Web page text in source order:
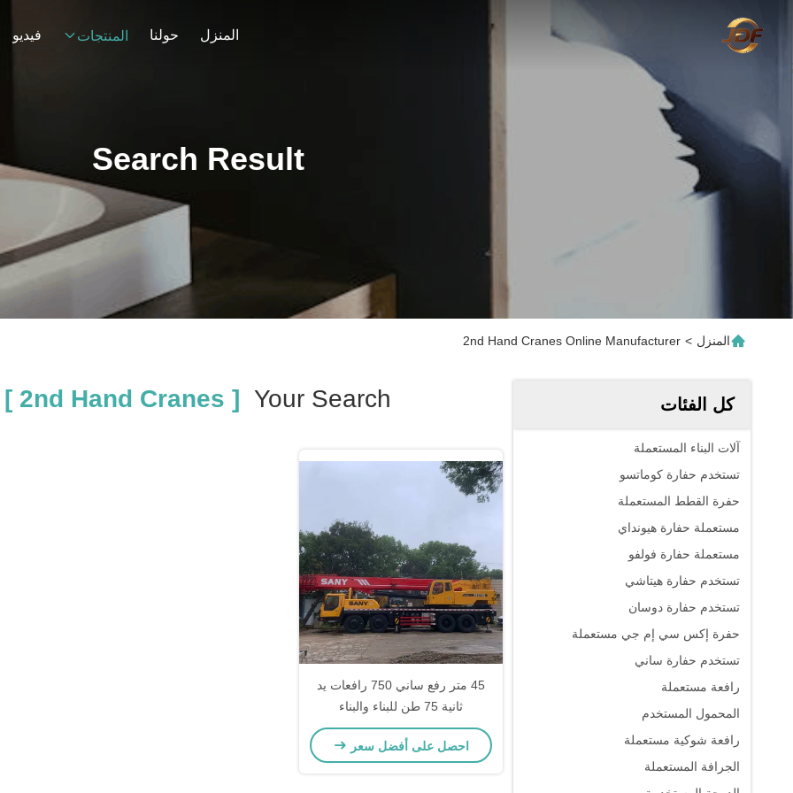
المنزل حولنا المنتجات فيديو
Search Result
المنزل >
2nd Hand Cranes Online Manufacturer
كل الفئات
آلات البناء المستعملة
تستخدم حفارة كوماتسو
حفرة القطط المستعملة
مستعملة حفارة هيونداي
مستعملة حفارة فولفو
تستخدم حفارة هيتاشي
تستخدم حفارة دوسان
حفرة إكس سي إم جي مستعملة
تستخدم حفارة ساني
رافعة مستعملة
المحمول المستخدم
رافعة شوكية مستعملة
الجرافة المستعملة
Your Search
[ 2nd Hand Cranes ]
45 متر رفع ساني 750 رافعات يد
ثانية 75 طن للبناء والبناء
احصل على أفضل سعر